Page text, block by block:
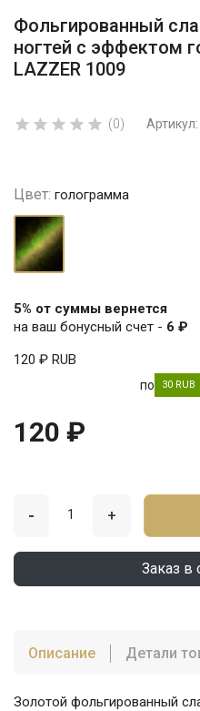
Фольгированный
ногтей с эффектом
LAZZER 1009
     (0) Артикул:
Цвет: голограмма
голограмма
5% от суммы вернется
на ваш бонусный счет - 6 ₽
120 ₽ RUB
по 30 RUB
120 ₽
- +
Заказ в
Описание Детали
Золотой фольгированный